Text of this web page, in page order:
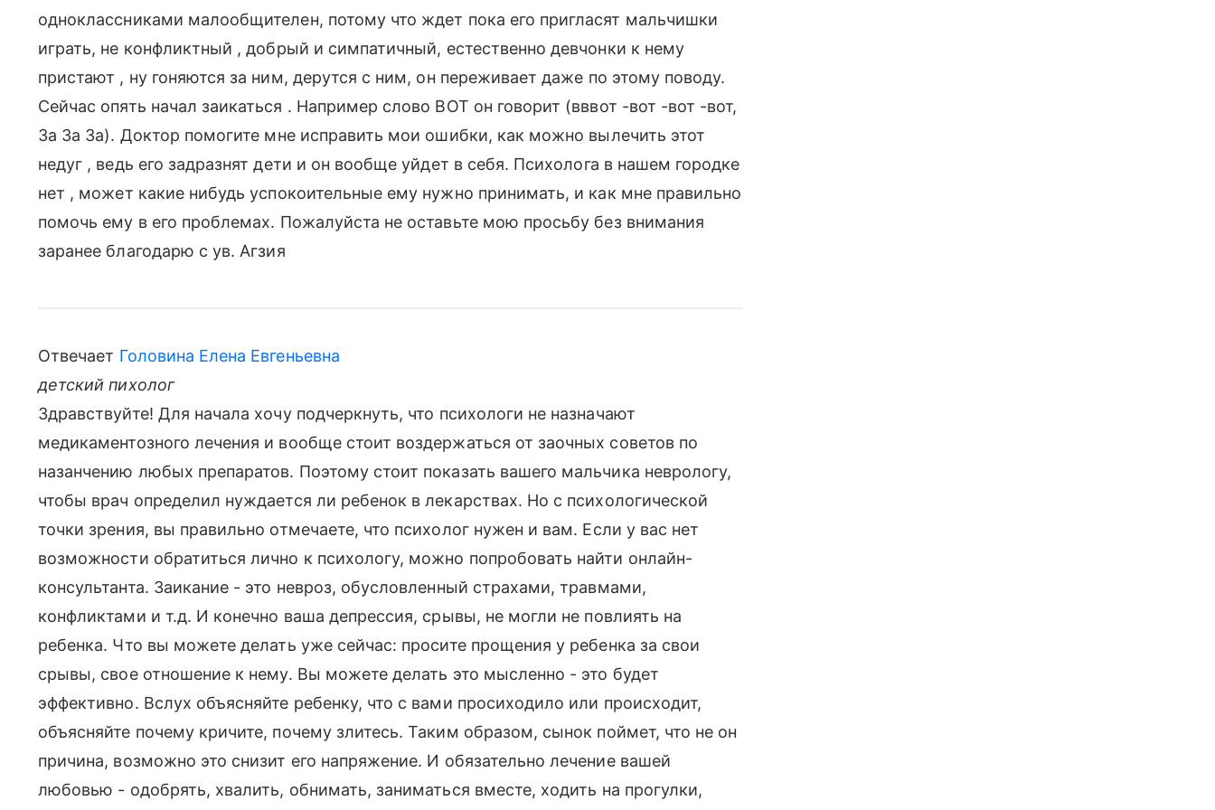
одноклассниками малообщителен, потому что ждет пока его пригласят мальчишки
играть, не конфликтный , добрый и симпатичный, естественно девчонки к нему
пристают , ну гоняются за ним, дерутся с ним, он переживает даже по этому поводу.
Сейчас опять начал заикаться . Например слово ВОТ он говорит (вввот -вот -вот -вот,
За За За). Доктор помогите мне исправить мои ошибки, как можно вылечить этот
недуг , ведь его задразнят дети и он вообще уйдет в себя. Психолога в нашем городке
нет , может какие нибудь успокоительные ему нужно принимать, и как мне правильно
помочь ему в его проблемах. Пожалуйста не оставьте мою просьбу без внимания
заранее благодарю с ув. Агзия
Отвечает Головина Елена Евгеньевна
детский пихолог
Здравствуйте! Для начала хочу подчеркнуть, что психологи не назначают
медикаментозного лечения и вообще стоит воздержаться от заочных советов по
назанчению любых препаратов. Поэтому стоит показать вашего мальчика неврологу,
чтобы врач определил нуждается ли ребенок в лекарствах. Но с психологической
точки зрения, вы правильно отмечаете, что психолог нужен и вам. Если у вас нет
возможности обратиться лично к психологу, можно попробовать найти онлайн-
консультанта. Заикание - это невроз, обусловленный страхами, травмами,
конфликтами и т.д. И конечно ваша депрессия, срывы, не могли не повлиять на
ребенка. Что вы можете делать уже сейчас: просите прощения у ребенка за свои
срывы, свое отношение к нему. Вы можете делать это мысленно - это будет
эффективно. Вслух объясняйте ребенку, что с вами просиходило или происходит,
объясняйте почему кричите, почему злитесь. Таким образом, сынок поймет, что не он
причина, возможно это снизит его напряжение. И обязательно лечение вашей
любовью - одобрять, хвалить, обнимать, заниматься вместе, ходить на прогулки,